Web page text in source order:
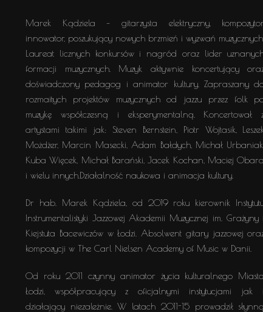
Marek Kądziela – gitarzysta elektryczny, kompozytor,
innowator, poszukujący nowych brzmień i wyzwań muzycznych.
Laureat licznych konkursów i nagród oraz lider
formacji muzycznych. Muzyk aktywnie koncertujący
doświadczony pedagog i animator kultury. Zapraszany
rozmaitych projektów muzycznych od jazzu przez folk
muzykę współczesną i eksperymentalną. Koncertował
artystami takimi jak: Steven Bernstein, Piotr Wojtasik, Leszek
Możdżer, Marcin Masecki, Adam Bałdych, Michał Urbaniak,
Kuba Więcek, Michał Barański, Jacek Kochan, Maciej Obara
i wielu innych.Działalność naukowa i animacja kultury.
Dr hab. Marek Kądziela, od 2019 roku kierownik
Instrumentalistyki Jazzowej Akademii Muzycznej im. Grażyny i
Kiejstuta Bacewiczów w Łodzi. Absolwent gitary jazzowej
kompozycji w The Carl Nielsen Academy of Music w Danii.
Od roku 2011 czynny animator życia kulturalnego Miasta
Łodzi, współpracujący z oficjalnymi instytucjami jak i
działający niezależnie. W latach 2011-15 prowadził słynną